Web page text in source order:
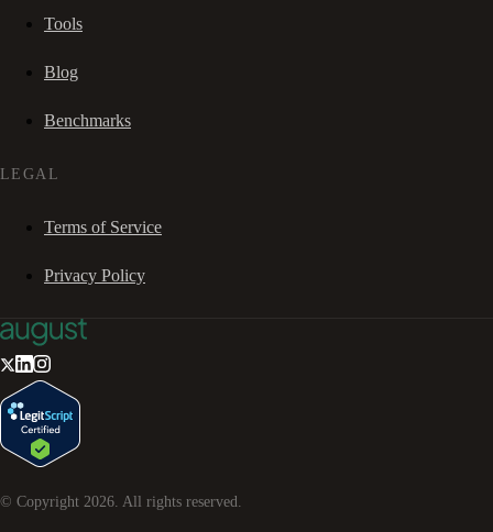
Tools
Blog
Benchmarks
LEGAL
Terms of Service
Privacy Policy
© Copyright 2026 . All rights reserved.